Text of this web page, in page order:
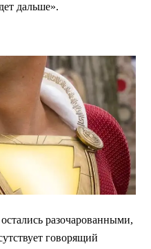
дальше».
разочарованными,
говорящий